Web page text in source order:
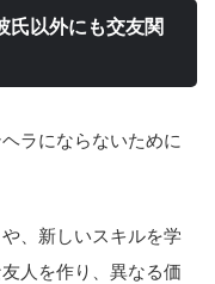
氏以外にも交友関
ラにならないために
、新しいスキルを学
人を作り、異なる価